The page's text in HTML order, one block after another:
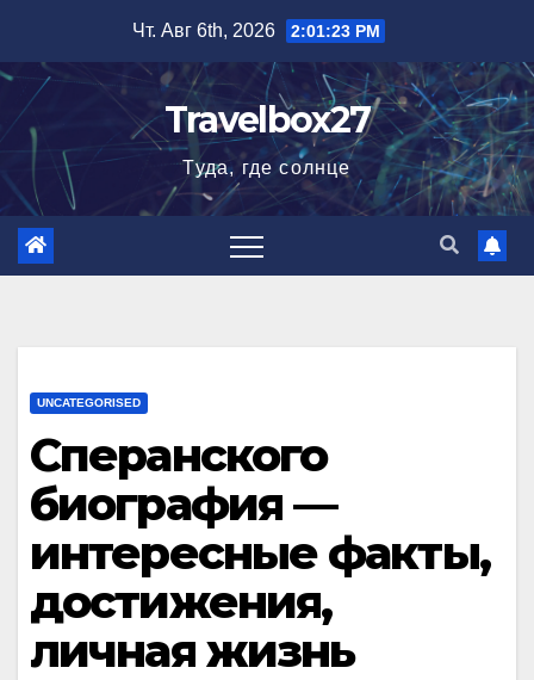
содержимому
Чт. Авг 6th, 2026 2:01:24 PM
Travelbox27
Туда, где солнце
UNCATEGORISED
Сперанского
биография —
интересные факты,
достижения,
личная жизнь